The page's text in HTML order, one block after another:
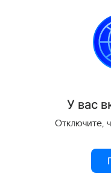
членам.
призвал
дефицита
сталкивается с
Востоке.
граждан
У вас
Отключите,